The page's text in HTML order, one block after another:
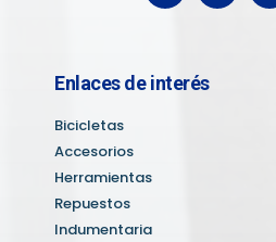
Enlaces de interés
Bicicletas
Accesorios
Herramientas
Repuestos
Indumentaria